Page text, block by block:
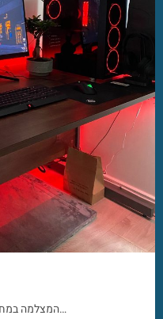
המצלמה במחשב היא חלק חשוב מאוד במקבוק ומוטב…